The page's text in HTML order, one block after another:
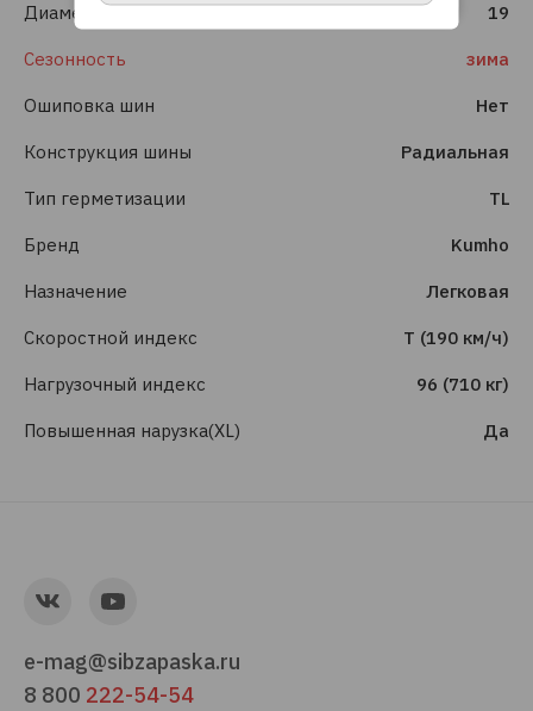
Диаметр 19
Сезонность зима
Ошиповка шин Нет
Конструкция шины Радиальная
Тип герметизации TL
Бренд Kumho
Назначение Легковая
Скоростной индекс T (190 км/ч)
Нагрузочный индекс 96 (710 кг)
Повышенная нарузка(XL) Да
e-mag@sibzapaska.ru
8 800 222-54-54